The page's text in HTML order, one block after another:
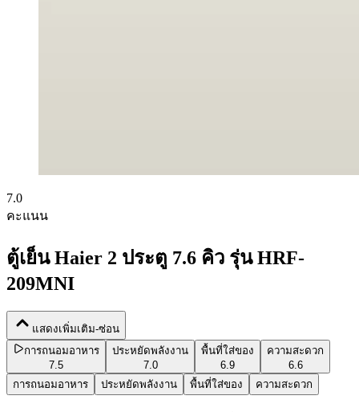
7.0
คะแนน
ตู้เย็น Haier 2 ประตู 7.6 คิว รุ่น HRF-
209MNI
แสดงเพิ่มเติม-ซ่อน
การถนอมอาหาร
7.5
ประหยัดพลังงาน
7.0
พื้นที่ใส่ของ
6.9
ความสะดวก
6.6
การถนอมอาหาร
ประหยัดพลังงาน พื้นที่ใส่ของ ความสะดวก